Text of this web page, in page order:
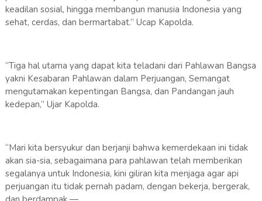
keadilan sosial, hingga membangun manusia Indonesia yang
sehat, cerdas, dan bermartabat.” Ucap Kapolda.
“Tiga hal utama yang dapat kita teladani dari Pahlawan Bangsa
yakni Kesabaran Pahlawan dalam Perjuangan, Semangat
mengutamakan kepentingan Bangsa, dan Pandangan jauh
kedepan,” Ujar Kapolda.
“Mari kita bersyukur dan berjanji bahwa kemerdekaan ini tidak
akan sia-sia, sebagaimana para pahlawan telah memberikan
segalanya untuk Indonesia, kini giliran kita menjaga agar api
perjuangan itu tidak pernah padam, dengan bekerja, bergerak,